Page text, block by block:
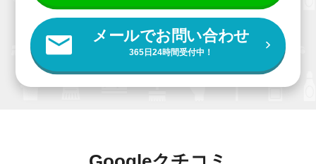
メールでお問い合わせ
365日24時間受付中！